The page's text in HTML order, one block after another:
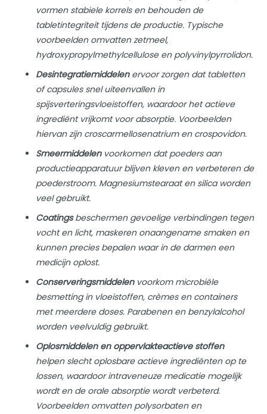
vormen stabiele korrels en behouden de
tabletintegriteit tijdens de productie. Typische
voorbeelden omvatten zetmeel,
hydroxypropylmethylcellulose en polyvinylpyrrolidon.
Desintegratiemiddelenervoor zorgen dat tabletten
of capsules snel uiteenvallen in
spijsverteringsvloeistoffen, waardoor het actieve
ingrediënt vrijkomt voor absorptie. Voorbeelden
hiervan zijn croscarmellosenatrium en crospovidon.
Smeermiddelenvoorkomen dat poeders aan
productieapparatuur blijven kleven en verbeteren de
poederstroom. Magnesiumstearaat en silica worden
veel gebruikt.
Coatingsbeschermen gevoelige verbindingen tegen
vocht en licht, maskeren onaangename smaken en
kunnen precies bepalen waar in de darmen een
medicijn oplost.
Conserveringsmiddelenvoorkom microbiële
besmetting in vloeistoffen, crèmes en containers
met meerdere doses. Parabenen en benzylalcohol
worden veelvuldig gebruikt.
Oplosmiddelen en oppervlakteactieve stoffen
helpen slecht oplosbare actieve ingrediënten op te
lossen, waardoor intraveneuze medicatie mogelijk
wordt en de orale absorptie wordt verbeterd.
Voorbeelden omvatten polysorbaten en